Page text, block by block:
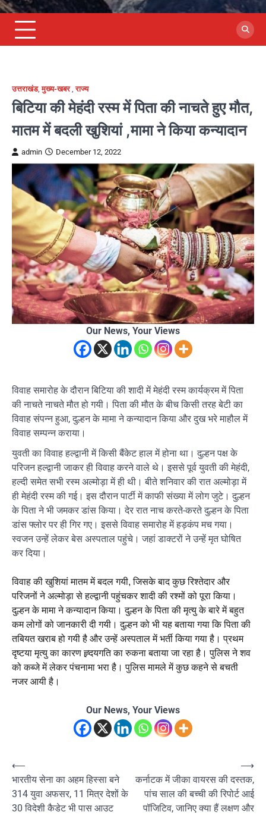
उत्तराखंड,मुख्य-खबर,राज्य
बिटिया की मेहंदी रस्म में पिता की नाचते हुए मौत,
मातम में बदली खुशियां ,मामा ने किया कन्यादान
admin December 12, 2022
Our News, Your Views
विवाह समारोह के दौरान बिटिया की शादी में मेहंदी रस्म कार्यक्रम में पिता
की नाचते नाचते मौत हो गयी। पिता की मौत के बीच किसी तरह बेटी का
विवाह संपन्न हुआ, दुल्हन के मामा ने कन्‍यादान किया और दुख भरे माहौल में
विवाह सम्‍पन्‍न कराया।
युवती का विवाह हल्द्वानी में किसी बैंकेट हाल में होना था। दुल्हन पक्ष के
परिजन हल्द्वानी जाकर ही विवाह करने वाले थे। इससे पूर्व युवती की मेहंदी,
हल्दी समेत सभी रस्म अल्मोड़ा में ही थी। बीते शनिवार की रात अल्मोड़ा में
ही मेहंदी रस्म की गई। इस दौरान पार्टी में काफी संख्या में लोग जुटे। दुल्हन
के पिता ने भी जमकर डांस किया। देर रात नाच करते-करते दुल्हन के पिता
डांस फ्लोर पर ही गिर गए। इससे विवाह समारोह में हड़कंप मच गया।
स्वजन उन्हें लेकर बेस अस्पताल पहुंचे। जहां डाक्टरों ने उन्हें मृत घोषित
कर दिया।
विवाह की खुशियां मातम में बदल गयी, जिसके बाद कुछ रिश्तेदार और
परिजनों ने अल्मोड़ा से हल्द्वानी पहुंचकर शादी की रश्मों को पूरा किया।
दुल्हन के मामा ने कन्यादान किया। दुल्हन के पिता की मृत्यु के बारे में बहुत
कम लोगों को जानकारी दी गयी। दुल्हन को भी यह बताया गया कि पिता की
तबियत खराब हो गयी है और उन्हें अस्पताल में भर्ती किया गया है। प्रथम
दृष्टया मृत्यु का कारण ह्र्दयगति का रुकना बताया जा रहा है। पुलिस ने शव
को कब्जे में लेकर पंचनामा भरा है। पुलिस मामले में कुछ कहने से बचती
नजर आयी है।
Our News, Your Views
Post
navigation
⟵
भारतीय सेना का अहम हिस्सा बने
314 युवा अफसर, 11 मित्र देशों के
30 विदेशी कैडेट भी पास आउट
कर्नाटक में जीका वायरस की दस्तक,
पांच साल की बच्ची की रिपोर्ट आई
पॉजिटिव, जानिए क्या हैं लक्षण और
⟶